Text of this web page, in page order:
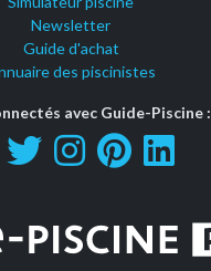
Newsletter
Guide d'achat
des piscinistes
avec Guide-Piscine :